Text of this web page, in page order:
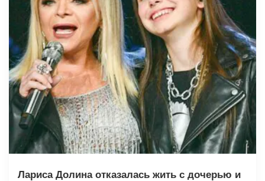
Лариса Долина отказалась жить с дочерью и